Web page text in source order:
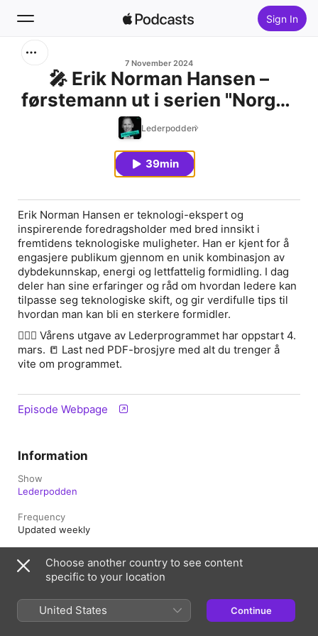
Sign In
Home
7 November 2024
🎤 Erik Norman Hansen –
førstemann ut i serien "Norges
beste foredragsholdere?"
Lederpodden
39min
Erik Norman Hansen er teknologi-ekspert og
inspirerende foredragsholder med bred innsikt i
fremtidens teknologiske muligheter. Han er kjent for å
engasjere publikum gjennom en unik kombinasjon av
dybdekunnskap, energi og lettfattelig formidling. I dag
deler han sine erfaringer og råd om hvordan ledere kan
tilpasse seg teknologiske skift, og gir verdifulle tips til
hvordan man kan bli en sterkere formidler.
🙋🏻‍♂️ Vårens utgave av Lederprogrammet har oppstart 4.
mars. 📒 Last ned PDF-brosjyre med alt du trenger å
vite om programmet.
Episode Webpage
Information
Show
Lederpodden
Frequency
Updated weekly
7 November 2024 at 22:15 UTC
39 min
Choose another country to see content
specific to your location
United States Continue